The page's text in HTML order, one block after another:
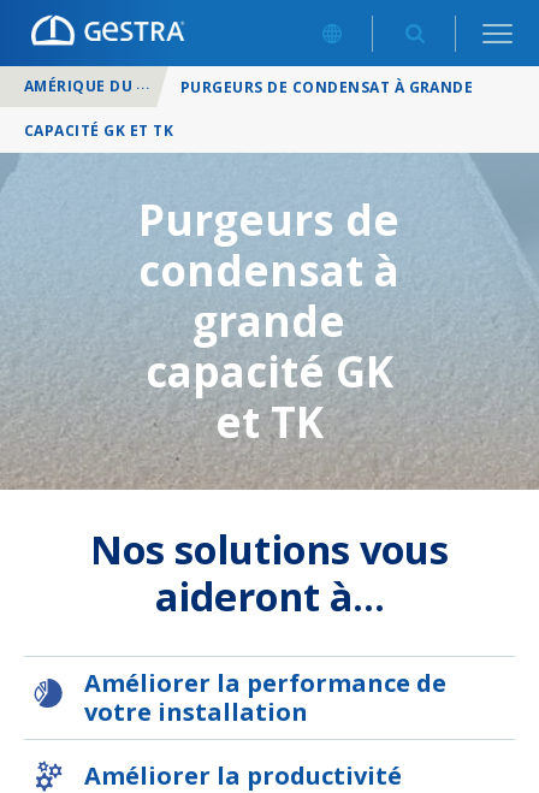
AMÉRIQUE DU NORD / PRODUITS / PURGEURS DE CONDENSAT
PURGEURS DE CONDENSAT À GRANDE
CAPACITÉ GK ET TK
Purgeurs de
condensat à
grande
capacité GK
et TK
Nos solutions vous
aideront à...
Améliorer la performance de
votre installation
Améliorer la productivité